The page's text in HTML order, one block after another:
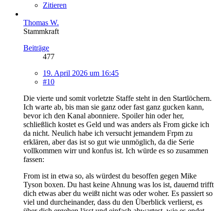
Zitieren
Thomas W.
Stammkraft
Beiträge
477
19. April 2026 um 16:45
#10
Die vierte und somit vorletzte Staffe steht in den Startlöchern.
Ich warte ab, bis man sie ganz oder fast ganz gucken kann,
bevor ich den Kanal abonniere. Spoiler hin oder her,
schließlich kostet es Geld und was anders als From gicke ich
da nicht. Neulich habe ich versucht jemandem Frpm zu
erklären, aber das ist so gut wie unmöglich, da die Serie
vollkommen wirr und konfus ist. Ich würde es so zusammen
fassen:
From ist in etwa so, als würdest du besoffen gegen Mike
Tyson boxen. Du hast keine Ahnung was los ist, dauernd trifft
dich etwas aber du weißt nicht was oder woher. Es passiert so
viel und durcheinander, dass du den Überblick verlierst, es